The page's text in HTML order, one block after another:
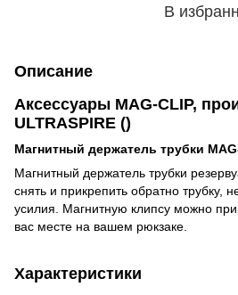
В
Описание
Аксессуары MAG-CLIP,
ULTRASPIRE ()
Магнитный держатель трубки
Магнитный держатель трубки
снять и прикрепить обратно трубку,
усилия. Магнитную клипсу можно
вас месте на вашем рюкзаке.
Характеристики